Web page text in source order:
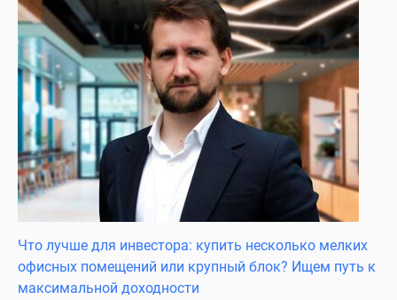
калькулятор
Семейная
ипотека
Военная
ипотека
Банки
программы
Медиа
Новости
недвижимости
Мнение
эксперта
Аналитика
Что лучше для инвестора: купить несколько мелких
офисных помещений или крупный блок? Ищем путь к
максимальной доходности